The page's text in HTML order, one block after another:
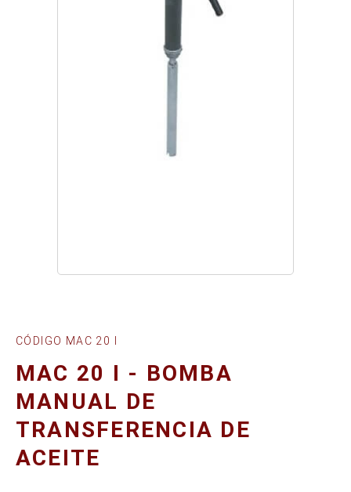
CÓDIGO MAC 20 I
MAC 20 I - BOMBA
MANUAL DE
TRANSFERENCIA DE
ACEITE